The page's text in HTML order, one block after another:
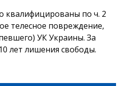
квалифицированы по ч. 2
телесное повреждение,
УК Украины. За
лет лишения свободы.